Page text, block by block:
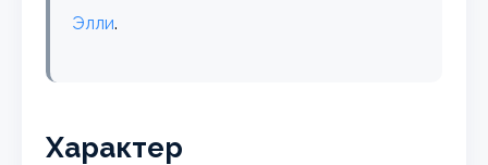
Элли.
Характер